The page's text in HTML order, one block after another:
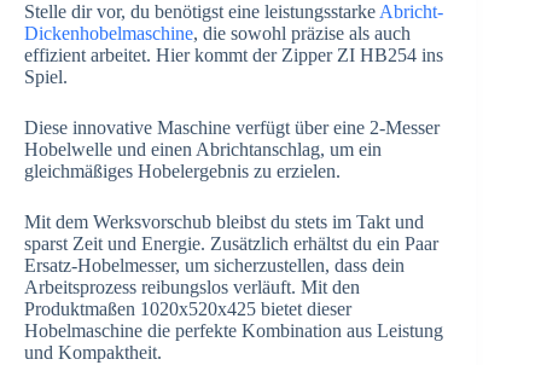
Stelle dir vor, du benötigst eine leistungsstarke Abricht-
Dickenhobelmaschine, die sowohl präzise als auch
effizient arbeitet. Hier kommt der Zipper ZI HB254 ins
Spiel.
Diese innovative Maschine verfügt über eine 2-Messer
Hobelwelle und einen Abrichtanschlag, um ein
gleichmäßiges Hobelergebnis zu erzielen.
Mit dem Werksvorschub bleibst du stets im Takt und
sparst Zeit und Energie. Zusätzlich erhältst du ein Paar
Ersatz-Hobelmesser, um sicherzustellen, dass dein
Arbeitsprozess reibungslos verläuft. Mit den
Produktmaßen 1020x520x425 bietet dieser
Hobelmaschine die perfekte Kombination aus Leistung
und Kompaktheit.